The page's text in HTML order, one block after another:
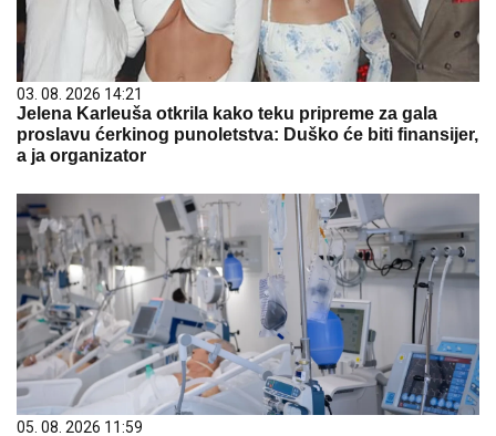
03. 08. 2026 14:21
Jelena Karleuša otkrila kako teku pripreme za gala
proslavu ćerkinog punoletstva: Duško će biti finansijer,
a ja organizator
05. 08. 2026 11:59